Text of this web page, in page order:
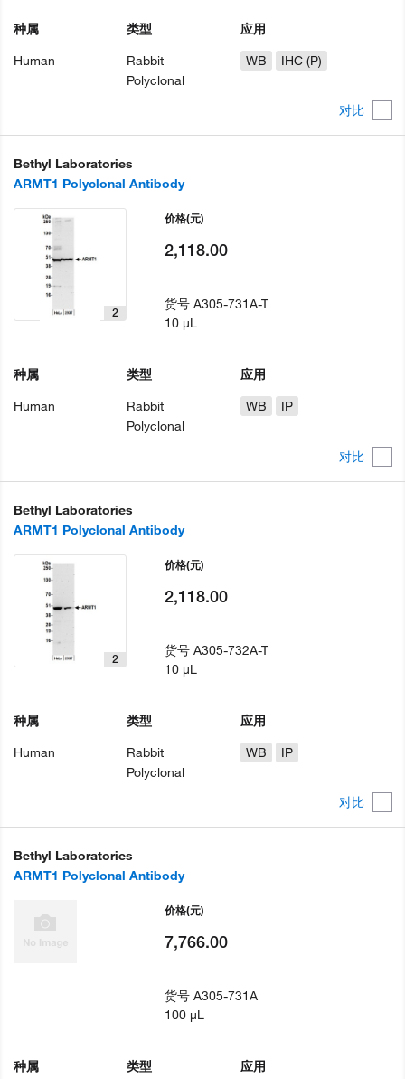
对比
种属
Human
类型
Rabbit
Polyclonal
应用
WB
IHC (P)
Bethyl Laboratories
ARMT1 Polyclonal Antibody
对比
2
种属
Human
类型
Rabbit
Polyclonal
应用
WB
IP
价格(元)
2,118.00
货号A305-731A-T
10 µL
Bethyl Laboratories
ARMT1 Polyclonal Antibody
对比
2
种属
Human
类型
Rabbit
Polyclonal
应用
WB
IP
价格(元)
2,118.00
货号A305-732A-T
10 µL
Bethyl Laboratories
ARMT1 Polyclonal Antibody
种属 类型 应用
价格(元)
7,766.00
货号A305-731A
100 µL